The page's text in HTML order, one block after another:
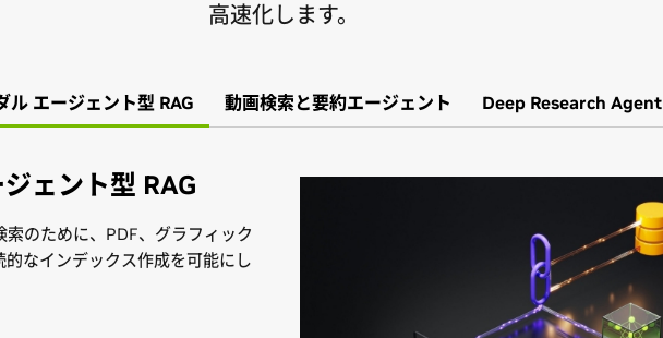
高速化します。
ル エージェント型 RAG 動画検索と要約エージェント Deep Research Agent
ェント型 RAG
のために、PDF、グラフィック
なインデックス作成を可能にし